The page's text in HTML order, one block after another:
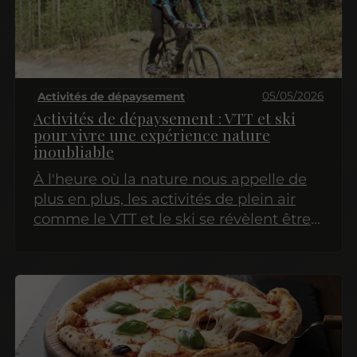
Activités de dépaysement 05/05/2026
Activités de dépaysement : VTT et ski
pour vivre une expérience nature
inoubliable
À l'heure où la nature nous appelle de
plus en plus, les activités de plein air
comme le VTT et le ski se révèlent être
de sensations fortes ou simplement à la
recherche d'une expérience
authentique en pleine nature, ces deux
activités offrent un large éventail